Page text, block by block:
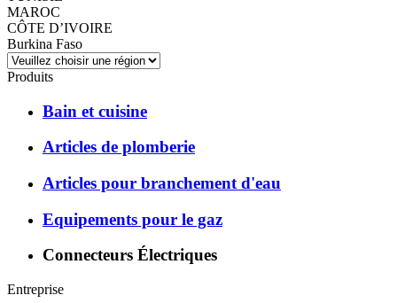
MAROC
CÔTE D’IVOIRE
Burkina Faso
Produits
Bain et cuisine
Articles de plomberie
Articles pour branchement d'eau
Equipements pour le gaz
Connecteurs Électriques
Entreprise